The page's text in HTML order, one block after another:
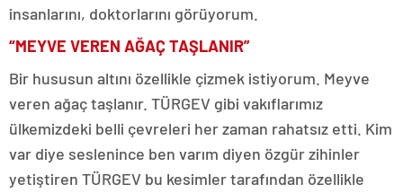
insanlarını, doktorlarını görüyorum.
“MEYVE VEREN AĞAÇ TAŞLANIR”
Bir hususun altını özellikle çizmek istiyorum. Meyve
veren ağaç taşlanır. TÜRGEV gibi vakıflarımız
ülkemizdeki belli çevreleri her zaman rahatsız etti. Kim
var diye seslenince ben varım diyen özgür zihinler
yetiştiren TÜRGEV bu kesimler tarafından özellikle